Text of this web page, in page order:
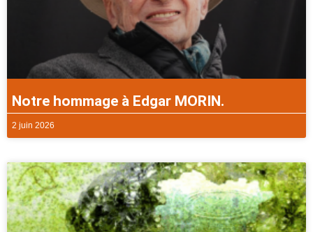
Notre hommage à Edgar MORIN.
2 juin 2026